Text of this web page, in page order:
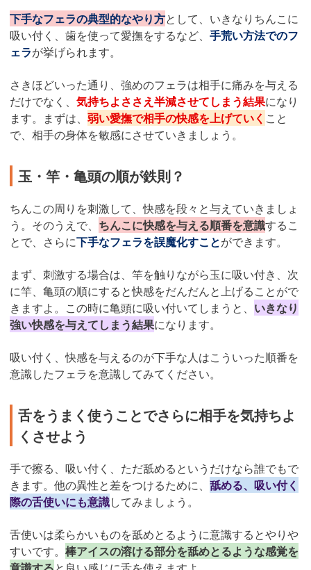
下手なフェラの典型的なやり方として、いきなりちんこに
吸い付く、歯を使って愛撫をするなど、 手荒い方法でのフ
ェラが挙げられます。
さきほどいった通り、強めのフェラは相手に痛みを与える
だけでなく、 気持ちよささえ半減させてしまう結果になり
ます。まずは、 弱い愛撫で相手の快感を上げていく こと
で、相手の身体を敏感にさせていきましょう。
玉・竿・亀頭の順が鉄則？
ちんこの周りを刺激して、快感を段々と与えていきましょ
う。そのうえで、 ちんこに快感を与える順番を意識するこ
とで、さらに下手なフェラを誤魔化すことができます。
まず、刺激する場合は、竿を触りながら玉に吸い付き、次
に竿、亀頭の順にすると快感をだんだんと上げることがで
きますよ。この時に亀頭に吸い付いてしまうと、 いきなり
強い快感を与えてしまう結果になります。
吸い付く、快感を与えるのが下手な人はこういった順番を
意識したフェラを意識してみてください。
舌をうまく使うことでさらに相手を気持ちよ
くさせよう
手で擦る、吸い付く、ただ舐めるというだけなら誰でもで
きます。他の異性と差をつけるために、 舐める、吸い付く
際の舌使いにも意識してみましょう。
舌使いは柔らかいものを舐めとるように意識するとやりや
すいです。 棒アイスの溶ける部分を舐めとるような感覚を